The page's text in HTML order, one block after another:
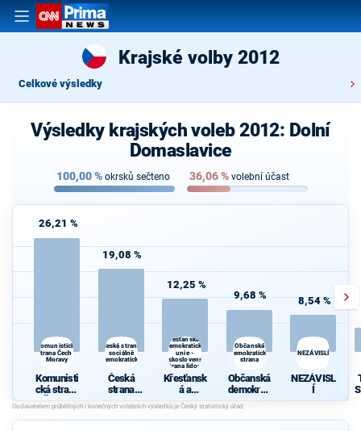
Krajské volby 2012
Celkové výsledky
Výsledky krajských voleb 2012: Dolní
Domaslavice
100,00% okrsků sečteno 36,06% volební účast
26,21 %
Komunistická
strana Čech a
Moravy
Komunisti
cká strana
Čech a
Moravy
19,08 %
Česká strana
sociálně
demokratická
Česká
strana
sociálně
demokrati
cká
12,25 %
Křesťanská a
demokratická
unie -
Československá
strana lidová
Křesťansk
á a
demokrati
cká unie -
Českoslov
9,68 %
Občanská
demokratická
strana
Občanská
demokrati
cká strana
8,54 %
NEZÁVISLÍ
NEZÁVISL
Í